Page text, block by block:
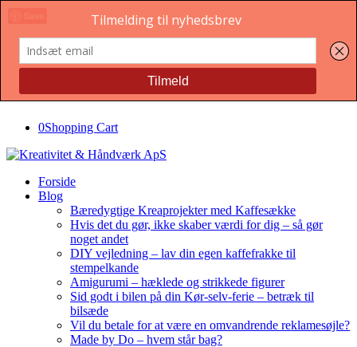
0Shopping Cart
Forside
Blog
Bæredygtige Kreaprojekter med Kaffesække
Hvis det du gør, ikke skaber værdi for dig – så gør
noget andet
DIY vejledning – lav din egen kaffefrakke til
stempelkande
Amigurumi – hæklede og strikkede figurer
Sid godt i bilen på din Kør-selv-ferie – betræk til
bilsæde
Vil du betale for at være en omvandrende reklamesøjle?
Made by Do – hvem står bag?